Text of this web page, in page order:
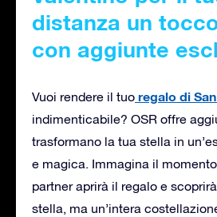
distanza un
con aggiunte
Vuoi rendere il tuo regalo di
indimenticabile? OSR offre
trasformano la tua stella in
e magica. Immagina il
partner aprirà il regalo e
stella, ma un’intera